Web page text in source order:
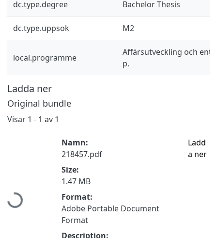
dc.type.degree Bachelor Thesis
dc.type.uppsok M2
local.programme
Affärsutveckling och
p.
Ladda ner
Original bundle
Visar 1 - 1 av 1
Hämtar...
Namn:
218457.pdf
Size:
1.47 MB
Format:
Adobe Portable Document
Format
Description:
Ladd
a ner